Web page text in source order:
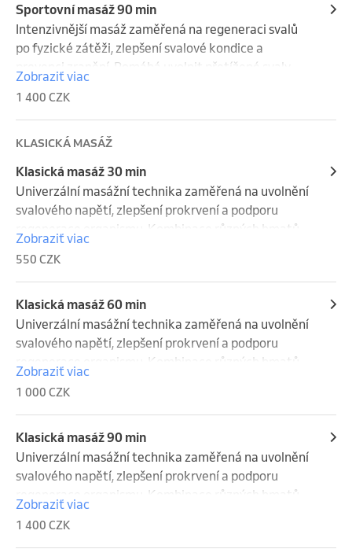
zvýšené zátěži, jednostranném přetížení nebo jako
součást pravidelné péče o pohybový aparát.
Sportovní masáž 90 min
Intenzivnější masáž zaměřená na regeneraci svalů
po fyzické zátěži, zlepšení svalové kondice a
prevenci zranění. Pomáhá uvolnit přetížené svaly,
zrychluje regeneraci, podporuje prokrvení a zlepšuje
pružnost svalových vláken. Vhodná nejen pro
sportovce, ale i pro fyzicky aktivní jedince při
zvýšené zátěži, jednostranném přetížení nebo jako
Zobraziť viac
1 400 CZK
KLASICKÁ MASÁŽ
Klasická masáž 30 min
Univerzální masážní technika zaměřená na uvolnění
svalového napětí, zlepšení prokrvení a podporu
regenerace organismu. Kombinace různých hmatů
pomáhá odstranit únavu, ztuhlost svalů a přispívá ke
zlepšení pohyblivosti. Masáž je vhodná při bolestech
zad, šíje a končetin, při jednostranném přetížení,
sedavém zaměstnání i jako prevence obtíží
pohybového aparátu a podpora celkové vitality.
Zobraziť viac
550 CZK
Klasická masáž 60 min
Univerzální masážní technika zaměřená na uvolnění
svalového napětí, zlepšení prokrvení a podporu
regenerace organismu. Kombinace různých hmatů
pomáhá odstranit únavu, ztuhlost svalů a přispívá ke
zlepšení pohyblivosti. Masáž je vhodná při bolestech
zad, šíje a končetin, při jednostranném přetížení,
sedavém zaměstnání i jako prevence obtíží
pohybového aparátu a podpora celkové vitality.
Zobraziť viac
1 000 CZK
Klasická masáž 90 min
Univerzální masážní technika zaměřená na uvolnění
svalového napětí, zlepšení prokrvení a podporu
regenerace organismu. Kombinace různých hmatů
pomáhá odstranit únavu, ztuhlost svalů a přispívá ke
zlepšení pohyblivosti. Masáž je vhodná při bolestech
zad, šíje a končetin, při jednostranném přetížení,
Zobraziť viac
1 400 CZK